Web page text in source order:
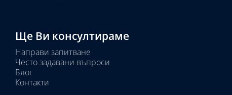
Ще Ви консултираме
Направи запитване
Често задавани въпроси
Блог
Контакти